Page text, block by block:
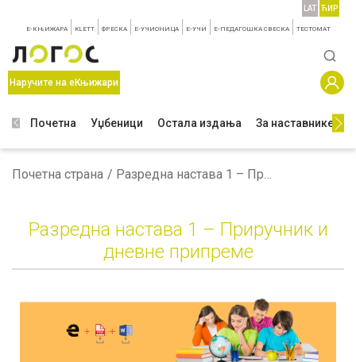
E-КЊИЖАРА KLETT ФРЕСКА E-УЧИОНИЦА E-УЧИ Е-ПЕДАГОШКА СВЕСКА TЕСТОМАТ
LAT ЋИР
Наручите на еКњижари
Почетна Уџбеници Остала издања За наставнике
Почетна страна Разредна настава 1 – Приручник и дневне припреме
Разредна настава 1 – Приручник и
дневне припреме